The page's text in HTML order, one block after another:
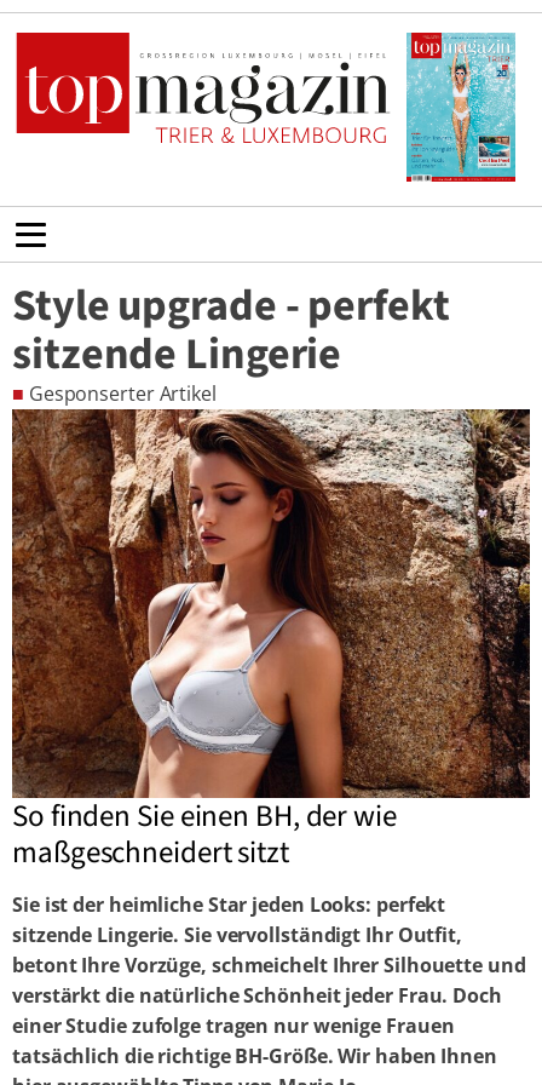
Style upgrade - perfekt
sitzende Lingerie
■ Gesponserter Artikel
So finden Sie einen BH, der wie
maßgeschneidert sitzt
Sie ist der heimliche Star jeden Looks: perfekt
sitzende Lingerie. Sie vervollständigt Ihr Outfit,
betont Ihre Vorzüge, schmeichelt Ihrer Silhouette und
verstärkt die natürliche Schönheit jeder Frau. Doch
einer Studie zufolge tragen nur wenige Frauen
tatsächlich die richtige BH-Größe. Wir haben Ihnen